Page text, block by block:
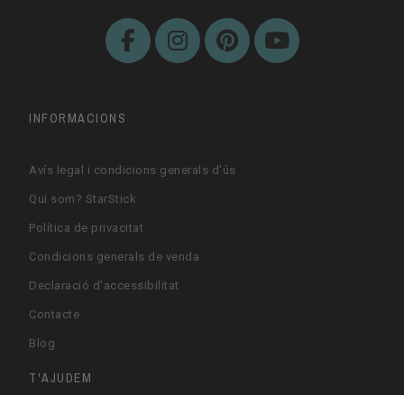
INFORMACIONS
Avís legal i condicions generals d'ús
Qui som? StarStick
Política de privacitat
Condicions generals de venda
Declaració d'accessibilitat
Contacte
Blog
T'AJUDEM